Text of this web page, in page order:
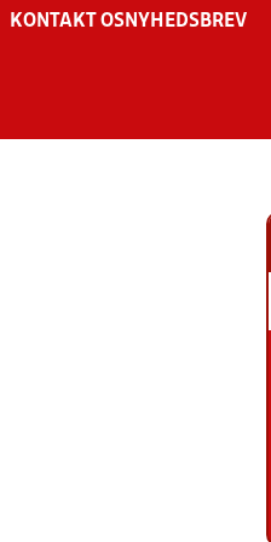
KONTAKT OS NYHEDSBREV